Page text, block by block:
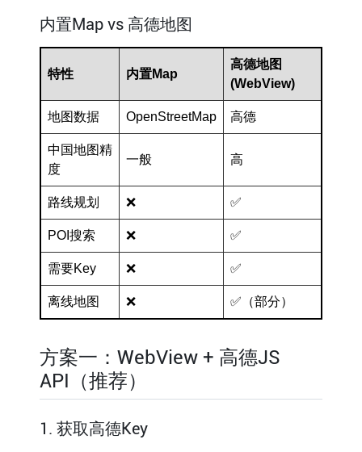
内置Map vs 高德地图
特性 内置Map
高德地图
(WebView)
地图数据 OpenStreetMap 高德
中国地图精
度
一般 高
路线规划 ❌ ✅
POI搜索 ❌ ✅
需要Key ❌ ✅
离线地图 ❌ ✅（部分）
方案一：WebView + 高德JS
API（推荐）
1. 获取高德Key